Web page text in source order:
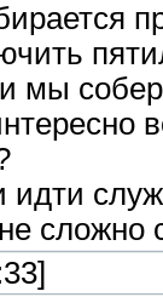
мы
сложно